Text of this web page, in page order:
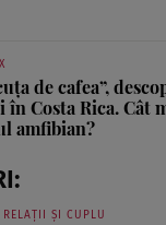
de cafea”,
în Costa Rica. Cât
amfibian?
RELAȚII ȘI CUPLU